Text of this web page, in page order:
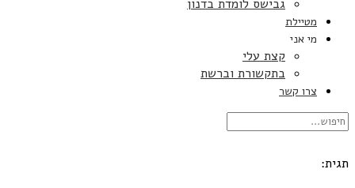
גבישס לומדת בדנון
מטיילת
מי אני
קצת עלי
בתקשורת וברשת
צרו קשר
תגית: